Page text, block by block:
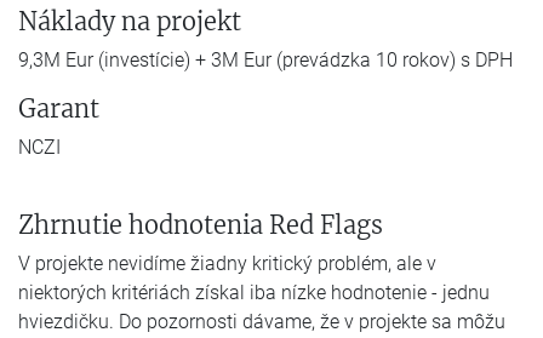
Náklady na projekt
9,3M Eur (investície) + 3M Eur (prevádzka 10 rokov) s DPH
Garant
NCZI
Zhrnutie hodnotenia Red Flags
V projekte nevidíme žiadny kritický problém, ale v
niektorých kritériách získal iba nízke hodnotenie - jednu
hviezdičku. Do pozornosti dávame, že v projekte sa môžu